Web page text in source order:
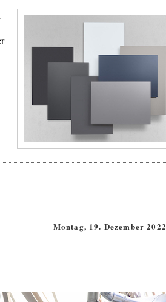
Montag, 19. Dezember 2022